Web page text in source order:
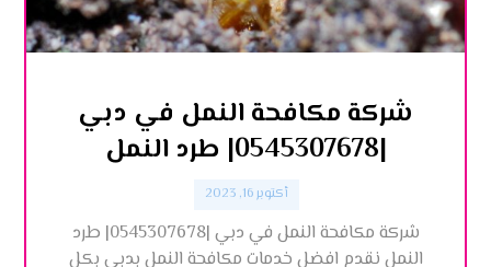
شركة مكافحة النمل في دبي
|0545307678| طرد النمل
أكتوبر 16, 2023
شركة مكافحة النمل في دبي |0545307678| طرد
النمل نقدم افضل خدمات مكافحة النمل بدبي بكل